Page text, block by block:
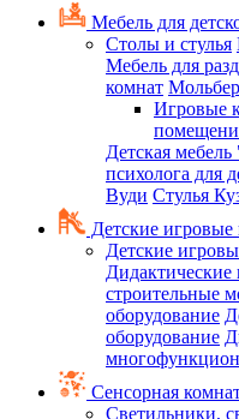
Мебель для
Столы и стулья
Мебель для
комнат
Игровые
Детская
психолога для
Вуди Стулья
Детские
Детские
строительные
оборудование
оборудование
Сенсорная
Светильники,